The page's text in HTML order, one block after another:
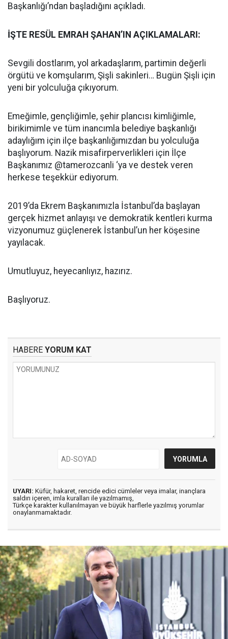
Başkanlığı’ndan başladığını açıkladı.
İŞTE RESÜL EMRAH ŞAHAN’IN AÇIKLAMALARI:
Sevgili dostlarım, yol arkadaşlarım, partimin değerli
örgütü ve komşularım, Şişli sakinleri… Bugün Şişli için
yeni bir yolculuğa çıkıyorum.
Emeğimle, gençliğimle, şehir plancısı kimliğimle,
birikimimle ve tüm inancımla belediye başkanlığı
adaylığım için ilçe başkanlığımızdan bu yolculuğa
başlıyorum. Nazik misafirperverlikleri için İlçe
Başkanımız @tamerozcanli ‘ya ve destek veren
herkese teşekkür ediyorum.
2019’da Ekrem Başkanımızla İstanbul’da başlayan
gerçek hizmet anlayışı ve demokratik kentleri kurma
vizyonumuz güçlenerek İstanbul’un her köşesine
yayılacak.
Umutluyuz, heyecanlıyız, hazırız.
Başlıyoruz.
HABERE YORUM KAT
UYARI: Küfür, hakaret, rencide edici cümleler veya imalar, inançlara
saldırı içeren, imla kuralları ile yazılmamış,
Türkçe karakter kullanılmayan ve büyük harflerle yazılmış yorumlar
onaylanmamaktadır.